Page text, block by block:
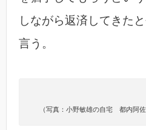
しながら返済してきた
言う。
（写真：小野敏雄の自宅 都内阿